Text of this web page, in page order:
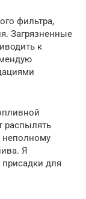
фильтра,
Загрязненные
к
распылять
неполному
Я
для